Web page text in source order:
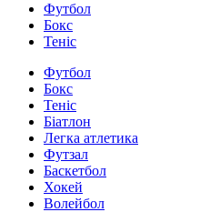
Футбол
Бокс
Теніс
Футбол
Бокс
Теніс
Біатлон
Легка атлетика
Футзал
Баскетбол
Хокей
Волейбол